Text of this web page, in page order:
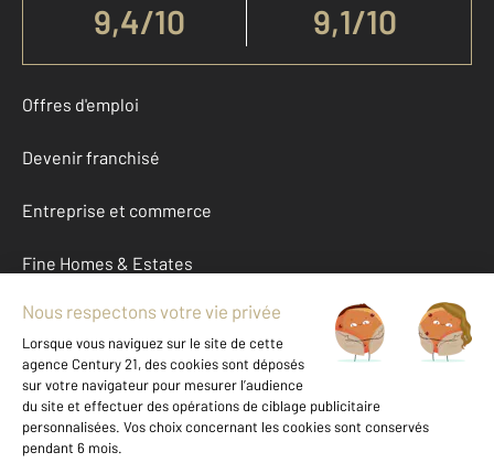
9,4/10 9,1/10
Offres d'emploi
Devenir franchisé
Entreprise et commerce
Fine Homes & Estates
À propos
International
Nous contacter